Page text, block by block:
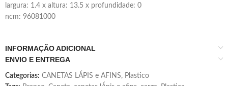
largura: 1.4 x altura: 13.5 x profundidade: 0
ncm: 96081000
INFORMAÇÃO ADICIONAL
ENVIO E ENTREGA
Categorias: CANETAS LÁPIS e AFINS, Plastico